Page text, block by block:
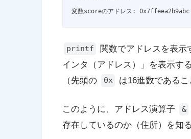
変数scoreのアドレス: 0x7ffeea2b9abc
printf 関数でアドレスを表示
インタ（アドレス）」を表示す
（先頭の
0x は16進数であるこ
このように、アドレス演算子 &
存在しているのか（住所）を知